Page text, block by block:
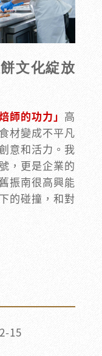
文化綻放
師的功力」 高
材變成不平凡
意和活力。我
，更是企業的
振南很高興能
的碰撞，和對
15